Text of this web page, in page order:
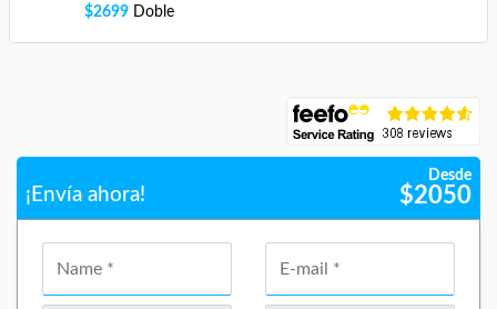
$2699 Doble
¡Envía ahora!
Desde
$2050